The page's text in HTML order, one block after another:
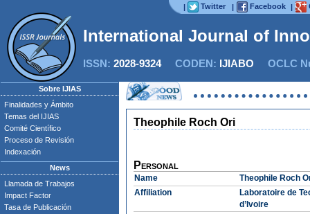
| Twitter | Facebook |
International Journal of
ISSN: 2028-9324CODEN: IJIABO OCLC
Sobre IJIAS
Finalidades y Ámbito
Temas del IJIAS
Comité Científico
Proceso de Revisión
Indexación
News
Llamada de Trabajos
Impact Factor
Tasa de Publicación
Theophile Roch Ori
Personal
Name
Theophile Roch
Affiliation
Laboratoire de
d’Ivoire